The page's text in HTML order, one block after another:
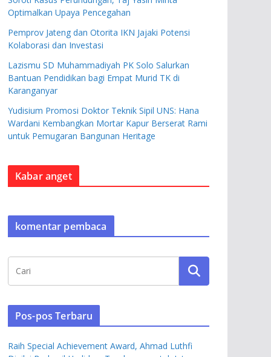
Optimalkan Upaya Pencegahan
Pemprov Jateng dan Otorita IKN Jajaki Potensi
Kolaborasi dan Investasi
Lazismu SD Muhammadiyah PK Solo Salurkan
Bantuan Pendidikan bagi Empat Murid TK di
Karanganyar
Yudisium Promosi Doktor Teknik Sipil UNS: Hana
Wardani Kembangkan Mortar Kapur Berserat Rami
untuk Pemugaran Bangunan Heritage
Kabar anget
komentar pembaca
Pos-pos Terbaru
Raih Special Achievement Award, Ahmad Luthfi